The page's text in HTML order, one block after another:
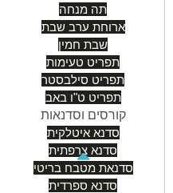
תה מנחה
ארוחת ערב שבת
שבת חמין
תפריט טעימות
תפריט סילבסטר
תפריט ט"ו באב
קורסים וסדנאות
סדנא איטלקית
סדנא צרפתית
סדנאת מטבח בריטי
סדנא ספרדית